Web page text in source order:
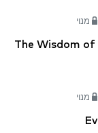
The Wisdom of